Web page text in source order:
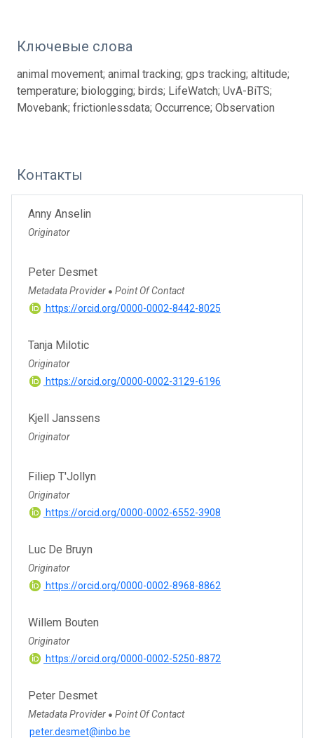
Ключевые слова
animal movement; animal tracking; gps tracking; altitude;
temperature; biologging; birds; LifeWatch; UvA-BiTS;
Movebank; frictionlessdata; Occurrence; Observation
Контакты
Anny Anselin
Originator
Peter Desmet
Metadata Provider ● Point Of Contact
https://orcid.org/0000-0002-8442-8025
Tanja Milotic
Originator
https://orcid.org/0000-0002-3129-6196
Kjell Janssens
Originator
Filiep T'Jollyn
Originator
https://orcid.org/0000-0002-6552-3908
Luc De Bruyn
Originator
https://orcid.org/0000-0002-8968-8862
Willem Bouten
Originator
https://orcid.org/0000-0002-5250-8872
Peter Desmet
Metadata Provider ● Point Of Contact
peter.desmet@inbo.be